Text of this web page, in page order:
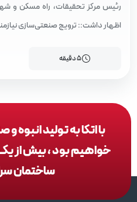
رئیس مرکز تحقیقات، راه مسکن و
اظهار داشت:: ترویج صنعتی‌سازی
5 دقیقه
با اتکا به تولید انبوه
خواهیم بود ، بیش از
ساختمان